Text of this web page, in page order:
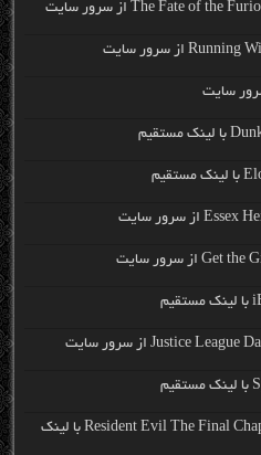
دانلود رایگان فیلم خارجی Resident Evil The Final Chapter 2017 با لینک